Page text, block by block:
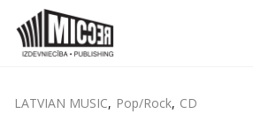
LATVIAN MUSIC, Pop/Rock, CD